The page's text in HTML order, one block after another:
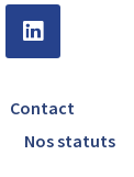
Contact
Nos statuts